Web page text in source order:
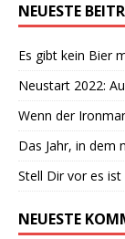
NEUESTE
Es gibt kein Bier
Neustart 2022:
Wenn der
Das Jahr, in dem
Stell Dir vor es
NEUESTE